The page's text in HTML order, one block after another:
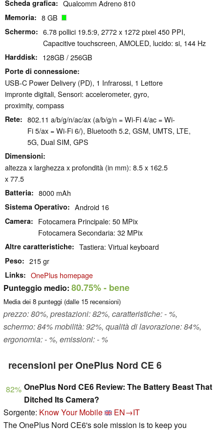
Scheda grafica Qualcomm Adreno 810
Memoria 8 GB
Schermo
6.78 pollici 19.5:9, 2772 x 1272 pixel 450 PPI,
Capacitive touchscreen, AMOLED, lucido: si, 144 Hz
Harddisk 128GB / 256GB
Porte di connessione
USB-C Power Delivery (PD), 1 Infrarossi, 1 Lettore
impronte digitali, Sensori: accelerometer, gyro,
proximity, compass
Rete
802.11 a/b/g/n/ac/ax (a/b/g/n = Wi-Fi 4/ac = Wi-
Fi 5/ax = Wi-Fi 6/), Bluetooth 5.2, GSM, UMTS, LTE,
5G, Dual SIM, GPS
Dimensioni
altezza x larghezza x profondità (in mm): 8.5 x 162.5
x 77.5
Batteria 8000 mAh
Sistema Operativo Android 16
Camera
Fotocamera Principale: 50 MPix
Fotocamera Secondaria: 32 MPix
Altre caratteristiche Tastiera: Virtual keyboard
Peso 215 gr
Links OnePlus homepage
Punteggio medio: 80.75%- bene
Media dei 8 punteggi (dalle 15 recensioni)
prezzo: 80%, prestazioni: 82%, caratteristiche: - %,
schermo: 84% mobilità: 92%, qualità di lavorazione: 84%,
ergonomia: - %, emissioni: - %
recensioni per OnePlus Nord CE 6
82% OnePlus Nord CE6 Review: The Battery Beast That
Ditched Its Camera?
Sorgente: Know Your Mobile
EN→IT
The OnePlus Nord CE6's sole mission is to keep you